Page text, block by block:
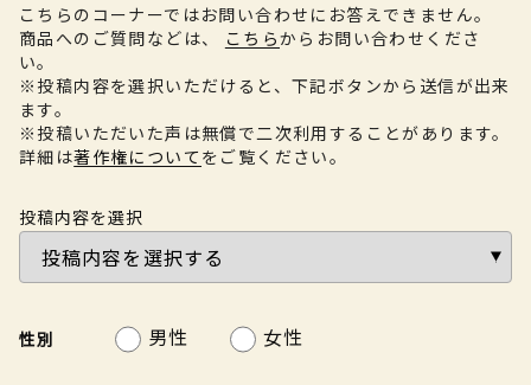
こちらのコーナーではお問い合わせにお答えできません。
商品へのご質問などは、
こちらからお問い合わせくださ
い。
※投稿内容を選択いただけると、下記ボタンから送信が出来
ます。
※投稿いただいた声は無償で二次利用することがあります。
詳細は著作権について をご覧ください。
投稿内容を選択
性別 男性 女性